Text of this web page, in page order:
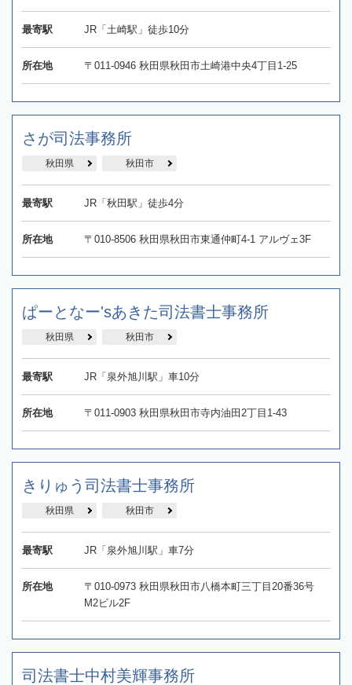
最寄駅 JR「土崎駅」徒歩10分
所在地 〒011-0946 秋田県秋田市土崎港中央4丁目1-25
さが司法事務所
秋田県 秋田市
最寄駅 JR「秋田駅」徒歩4分
所在地 〒010-8506 秋田県秋田市東通仲町4-1 アルヴェ3F
ぱーとなー'sあきた司法書士事務所
秋田県 秋田市
最寄駅 JR「泉外旭川駅」車10分
所在地 〒011-0903 秋田県秋田市寺内油田2丁目1-43
きりゅう司法書士事務所
秋田県 秋田市
最寄駅 JR「泉外旭川駅」車7分
所在地
〒010-0973 秋田県秋田市八橋本町三丁目20番36号
M2ビル2F
司法書士中村美輝事務所